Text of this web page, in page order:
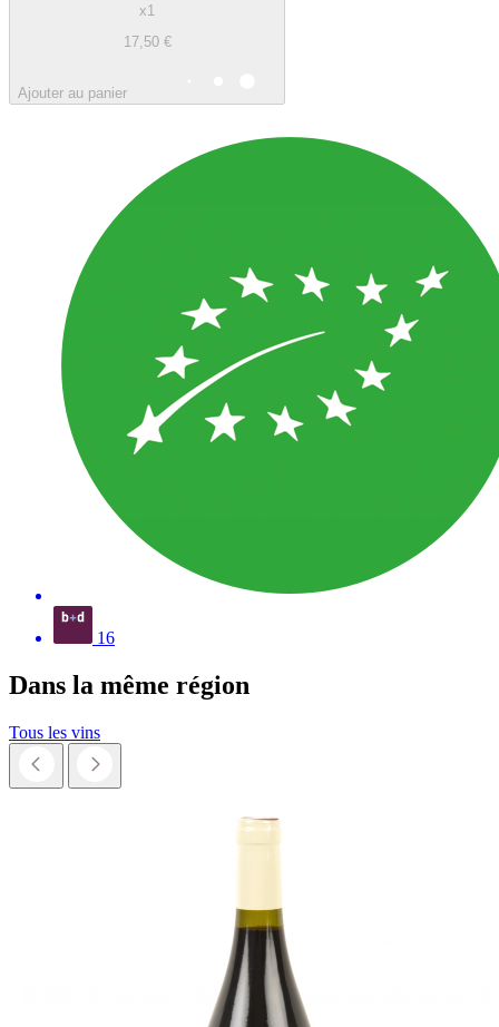
x1
17,50 €
Ajouter au panier
16
Dans la même région
Tous les vins